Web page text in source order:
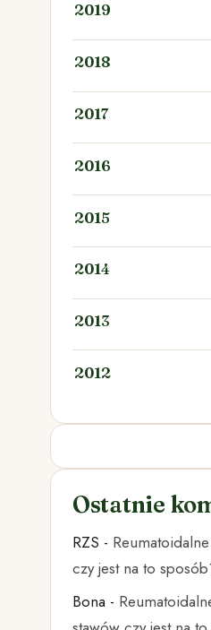
2019
2018
2017
2016
2015
2014
2013
2012
Ostatnie
RZS -
czy jest na to
Bona -